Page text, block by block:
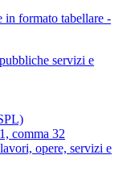
in formato tabellare -
servizi e
comma 32
opere, servizi e